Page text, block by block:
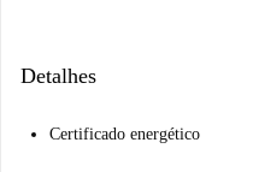
Detalhes
Certificado energético